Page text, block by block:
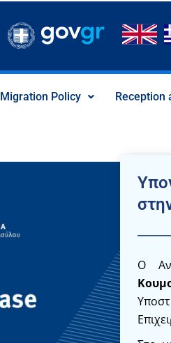
Migration Policy Reception
Ο